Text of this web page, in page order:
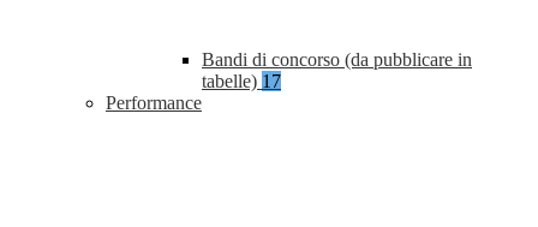
Bandi di concorso (da pubblicare in
tabelle) 17
Performance